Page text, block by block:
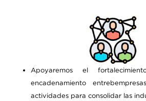
Apoyaremos el
encadenamiento
actividades para consolidar las